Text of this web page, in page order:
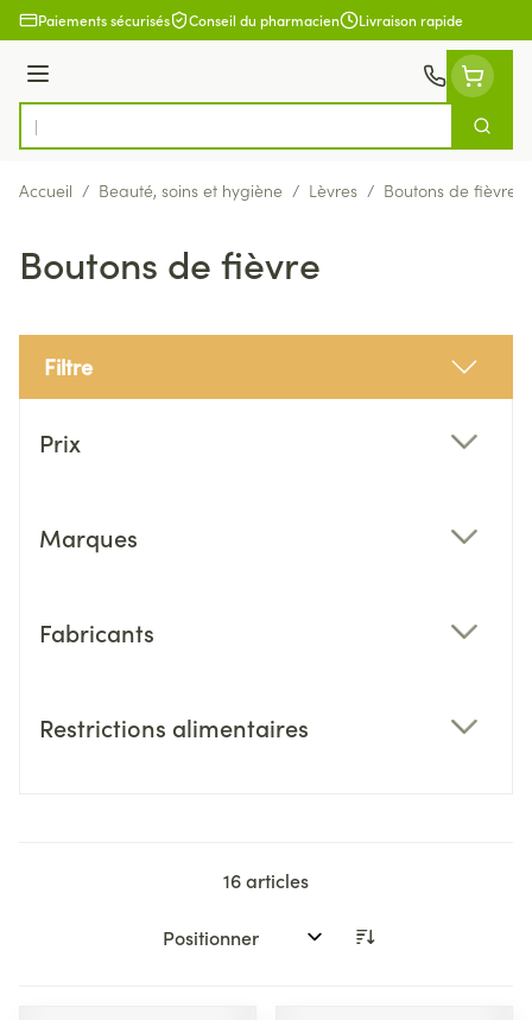
Aller au contenu
Paiements sécurisés Conseil du pharmacien Livraison rapide
Menu
Rechercher
Accueil / Beauté, soins et hygiène / Lèvres / Boutons de fièvre
Boutons de fièvre
Filtre
Prix
Marques
Fabricants
Restrictions alimentaires
16articles
Trier par: